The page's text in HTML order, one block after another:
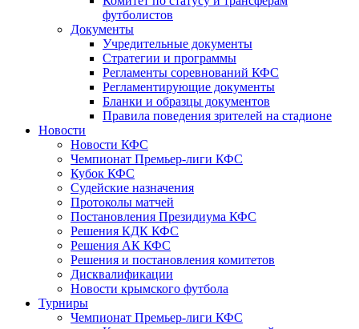
футболистов
Документы
Учредительные документы
Стратегии и программы
Регламенты соревнований КФС
Регламентирующие документы
Бланки и образцы документов
Правила поведения зрителей на стадионе
Новости
Новости КФС
Чемпионат Премьер-лиги КФС
Кубок КФС
Судейские назначения
Протоколы матчей
Постановления Президиума КФС
Решения КДК КФС
Решения АК КФС
Решения и постановления комитетов
Дисквалификации
Новости крымского футбола
Турниры
Чемпионат Премьер-лиги КФС